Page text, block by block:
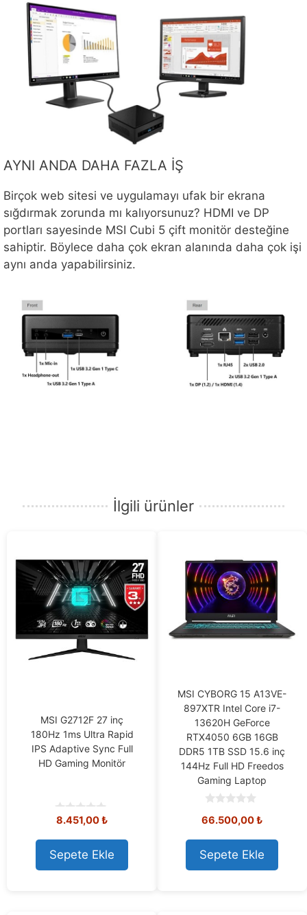
AYNI ANDA DAHA FAZLA İŞ
Birçok web sitesi ve uygulamayı ufak bir ekrana
sığdırmak zorunda mı kalıyorsunuz? HDMI ve DP
portları sayesinde MSI Cubi 5 çift monitör desteğine
sahiptir. Böylece daha çok ekran alanında daha çok işi
aynı anda yapabilirsiniz.
İlgili ürünler
MSI G2712F 27 inç
180Hz 1ms Ultra Rapid
IPS Adaptive Sync Full
HD Gaming Monitör
0
u
t
o
f
8.451,00₺
Sepete Ekle
MSI CYBORG 15 A13VE-
897XTR Intel Core i7-
13620H GeForce
RTX4050 6GB 16GB
DDR5 1TB SSD 15.6 inç
144Hz Full HD Freedos
Gaming Laptop
o
t
o
f
5
66.500,00₺
Sepete Ekle